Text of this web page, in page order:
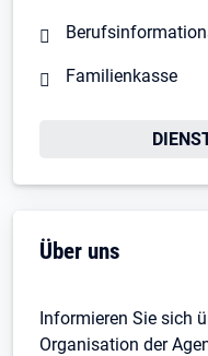
Familienkasse
Über uns
Informieren Sie sich
Organisation der